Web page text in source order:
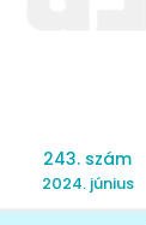
243. szám
2024. június